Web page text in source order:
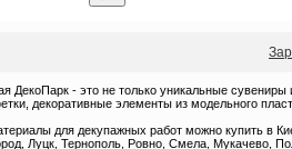
ДекоПарк - это не только уникальные
декоративные элементы из модельного
для декупажных работ можно купить в
Луцк, Тернополь, Ровно, Смела, Мукачево,